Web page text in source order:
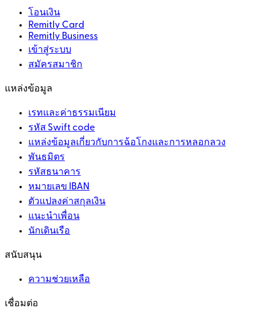
โอนเงิน
Remitly Card
Remitly Business
เข้าสู่ระบบ
สมัครสมาชิก
แหล่งข้อมูล
เรทและค่าธรรมเนียม
รหัส Swift code
แหล่งข้อมูลเกี่ยวกับการฉ้อโกงและการหลอกลวง
พันธมิตร
รหัสธนาคาร
หมายเลข IBAN
ตัวแปลงค่าสกุลเงิน
แนะนำเพื่อน
นักเดินเรือ
สนับสนุน
ความช่วยเหลือ
เชื่อมต่อ